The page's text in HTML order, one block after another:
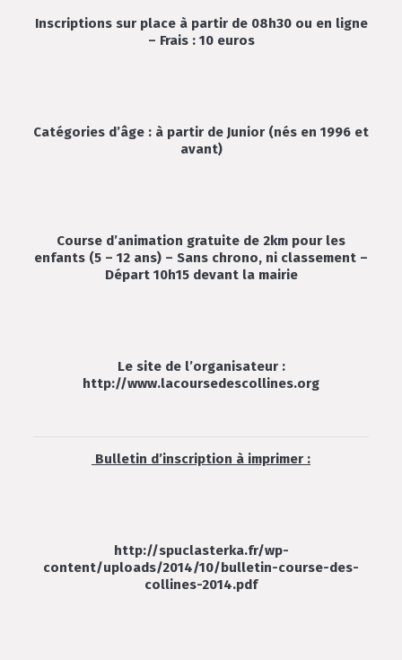
Inscriptions sur place à partir de 08h30 ou en ligne
– Frais : 10 euros
Catégories d’âge : à partir de Junior (nés en 1996 et
avant)
Course d’animation gratuite de 2km pour les
enfants (5 – 12 ans) – Sans chrono, ni classement –
Départ 10h15 devant la mairie
Le site de l’organisateur :
http://www.lacoursedescollines.org
Bulletin d’inscription à imprimer :
http://spuclasterka.fr/wp-
content/uploads/2014/10/bulletin-course-des-
collines-2014.pdf